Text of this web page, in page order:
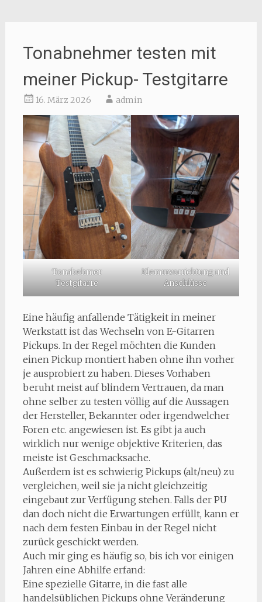
Tonabnehmer testen mit
meiner Pickup- Testgitarre
16. März 2026 admin
Tonabehmer
Testgitarre
Klemmvorrichtung und
Anschlüsse
Eine häufig anfallende Tätigkeit in meiner
Werkstatt ist das Wechseln von E-Gitarren
Pickups. In der Regel möchten die Kunden
einen Pickup montiert haben ohne ihn vorher
je ausprobiert zu haben. Dieses Vorhaben
beruht meist auf blindem Vertrauen, da man
ohne selber zu testen völlig auf die Aussagen
der Hersteller, Bekannter oder irgendwelcher
Foren etc. angewiesen ist. Es gibt ja auch
wirklich nur wenige objektive Kriterien, das
meiste ist Geschmacksache.
Außerdem ist es schwierig Pickups (alt/neu) zu
vergleichen, weil sie ja nicht gleichzeitig
eingebaut zur Verfügung stehen. Falls der PU
dan doch nicht die Erwartungen erfüllt, kann er
nach dem festen Einbau in der Regel nicht
zurück geschickt werden.
Auch mir ging es häufig so, bis ich vor einigen
Jahren eine Abhilfe erfand:
Eine spezielle Gitarre, in die fast alle
handelsüblichen Pickups ohne Veränderung